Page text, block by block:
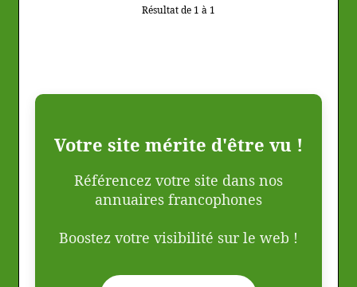
Résultat de 1 à 1
Votre site mérite d'être vu !
Référencez votre site dans nos
annuaires francophones
Boostez votre visibilité sur le web !